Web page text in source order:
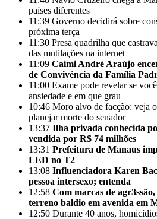
países diferentes
11:39 Governo decidirá sobre
próxima terça
11:30 Presa quadrilha que
das mutilações na internet
11:09 Caimi André Araújo
de Convivência da Família
11:00 Exame pode revelar se
ansiedade e em que grau
10:46 Moro alvo de facção: veja
planejar morte do senador
13:37 Ilha privada conhecida
vendida por R$ 74 milhões
13:31 Prefeitura de Manaus
LED no T2
13:08 Influenciadora Karen
pessoa intersexo; entenda
12:58 Com marcas de
terreno baldio em avenida em
12:50 Durante 40 anos,